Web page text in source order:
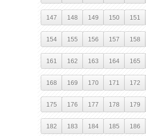
147 148 149 150 151
154 155 156 157 158
161 162 163 164 165
168 169 170 171 172
175 176 177 178 179
182 183 184 185 186